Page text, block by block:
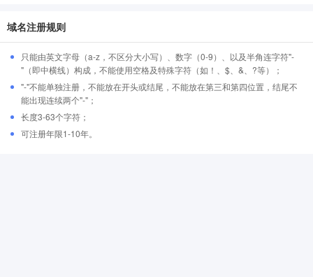
域名注册规则
只能由英文字母（a-z，不区分大小写）、数字（0-9）、以及半角连字符"-
"（即中横线）构成，不能使用空格及特殊字符（如！、$、&、?等）；
"-"不能单独注册，不能放在开头或结尾，不能放在第三和第四位置，结尾不
能出现连续两个"-"；
长度3-63个字符；
可注册年限1-10年。